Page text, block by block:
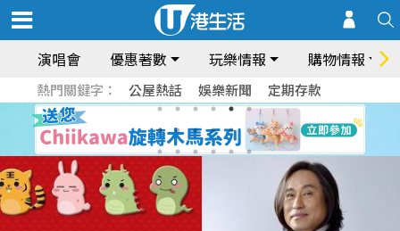
演唱會 優惠著數 玩樂情報 購物情報
熱門關鍵字： 公屋熱話 娛樂新聞 定期存款